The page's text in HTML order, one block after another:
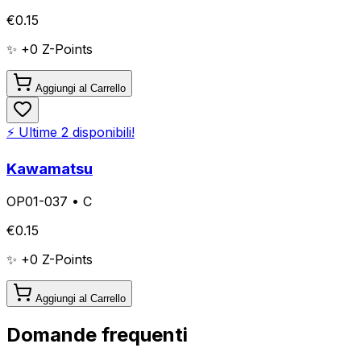
€0.15
✨ +0 Z-Points
Aggiungi al Carrello
⚡ Ultime 2 disponibili!
Kawamatsu
OP01-037 • C
€0.15
✨ +0 Z-Points
Aggiungi al Carrello
Domande frequenti